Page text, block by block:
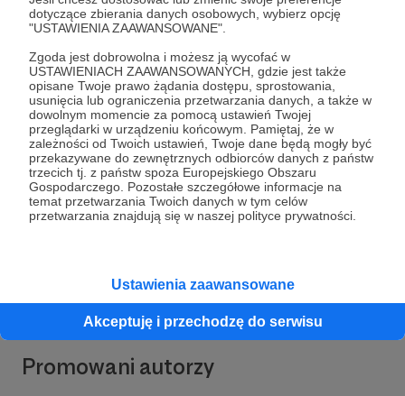
dotyczące zbierania danych osobowych, wybierz opcję
"USTAWIENIA ZAAWANSOWANE".
Zgoda jest dobrowolna i możesz ją wycofać w
USTAWIENIACH ZAAWANSOWANYCH, gdzie jest także
opisane Twoje prawo żądania dostępu, sprostowania,
usunięcia lub ograniczenia przetwarzania danych, a także w
dowolnym momencie za pomocą ustawień Twojej
przeglądarki w urządzeniu końcowym. Pamiętaj, że w
zależności od Twoich ustawień, Twoje dane będą mogły być
przekazywane do zewnętrznych odbiorców danych z państw
trzecich tj. z państw spoza Europejskiego Obszaru
Gospodarczego. Pozostałe szczegółowe informacje na
temat przetwarzania Twoich danych w tym celów
przetwarzania znajdują się w naszej polityce prywatności.
Ustawienia zaawansowane
Akceptuję i przechodzę do serwisu
Dołącz do grona Patronów!
Wesprzyj działalność AutoraTuż przy uchu |
Katarzyna Bieleniewiczjuż teraz!
Promowani autorzy